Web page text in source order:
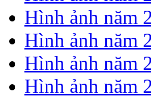
Hình ảnh năm
Hình ảnh năm
Hình ảnh năm
Hình ảnh năm